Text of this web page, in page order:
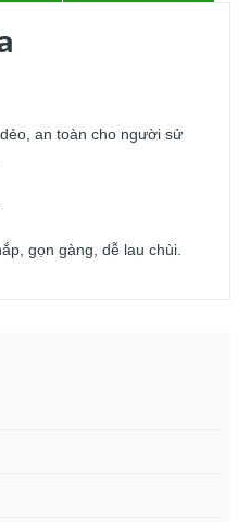
an toàn cho người sử
gọn gàng, dễ lau chùi.